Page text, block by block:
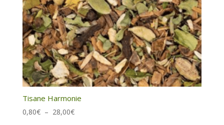
Tisane Harmonie
0,80€ – 28,00€Plage